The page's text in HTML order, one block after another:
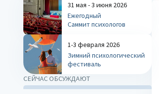
31 мая - 3 июня 2026
Ежегодный
Саммит психологов
1-3 февраля 2026
Зимний психологический
фестиваль
СЕЙЧАС ОБСУЖДАЮТ